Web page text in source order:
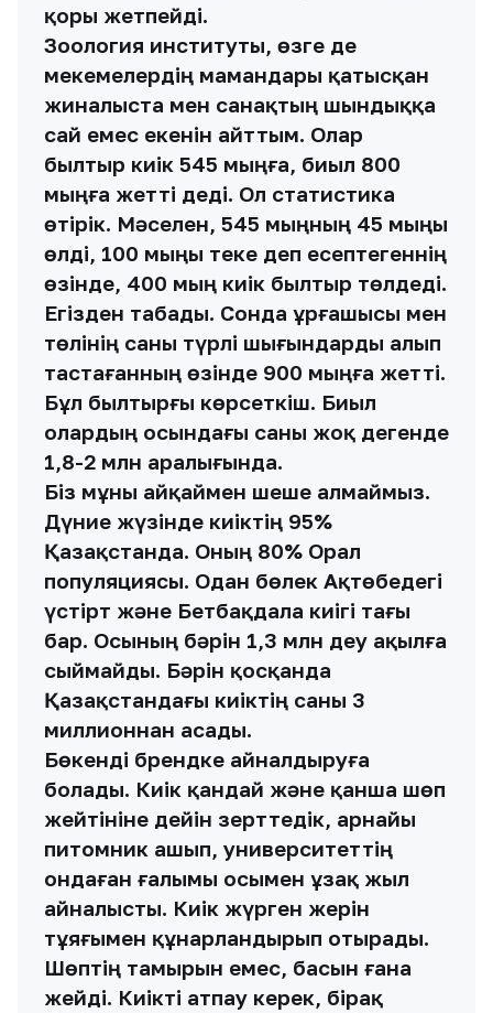
қоры жетпейді.
Зоология институты, өзге де
мекемелердің мамандары қатысқан
жиналыста мен санақтың шындыққа
сай емес екенін айттым. Олар
былтыр киік 545 мыңға, биыл 800
мыңға жетті деді. Ол статистика
өтірік. Мәселен, 545 мыңның 45 мыңы
өлді, 100 мыңы теке деп есептегеннің
өзінде, 400 мың киік былтыр төлдеді.
Егізден табады. Сонда ұрғашысы мен
төлінің саны түрлі шығындарды алып
тастағанның өзінде 900 мыңға жетті.
Бұл былтырғы көрсеткіш. Биыл
олардың осындағы саны жоқ дегенде
1,8-2 млн аралығында.
Біз мұны айқаймен шеше алмаймыз.
Дүние жүзінде киіктің 95%
Қазақстанда. Оның 80% Орал
популяциясы. Одан бөлек Ақтөбедегі
үстірт және Бетбақдала киігі тағы
бар. Осының бәрін 1,3 млн деу ақылға
сыймайды. Бәрін қосқанда
Қазақстандағы киіктің саны 3
миллионнан асады.
Бөкенді брендке айналдыруға
болады. Киік қандай және қанша шөп
жейтініне дейін зерттедік, арнайы
питомник ашып, университеттің
ондаған ғалымы осымен ұзақ жыл
айналысты. Киік жүрген жерін
тұяғымен құнарландырып отырады.
Шөптің тамырын емес, басын ғана
жейді. Киікті атпау керек, бірақ